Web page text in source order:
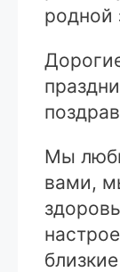
родной
Мы
вами,